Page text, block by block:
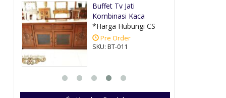
Buffet Tv Jati
Kombinasi Kaca
*Harga Hubungi CS
Pre Order
SKU: BT-011